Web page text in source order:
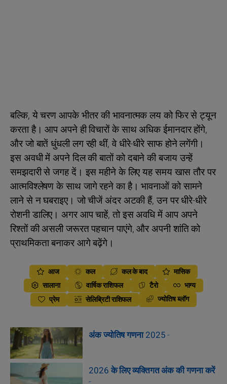
बल्कि, ये चरण आपके भीतर की भावनात्मक लय को फिर से ट्यून
करता है। आप अपने ही विचारों के साथ अधिक ईमानदार होंगे,
और जो बातें धुंधली लग रही थीं, वे धीरे-धीरे साफ होने लगेंगी।
इस अवधी में अपने दिल की बातों को दबाने की बजाय उन्हें
समझदारी से जगह दें। इस महीने के लिए यह समय खास तौर पर
आत्मविश्लेषण के साथ जागे रहने का है। भावनाओं को सामने
लाने से न घबराइए। जो चीजें अंदर अटकी हैं, उन पर धीरे-धीरे
रोशनी डालिए। अगर आप चाहें, तो इस अवधि में आप अपने
रिश्तों की असली जरूरत पहचान पाएंगे, और अपनी शांति को
प्राथमिकता बनाकर आगे बढ़ेंगे।
आज कल कल के बाद
मासिक
सालाना
वार्षिक राशिफल टैरो
भाग्य
प्रेम
सेलिब्रिटी राशिफल ज्योतिष ब्लॉग
अंक ज्योतिष गणना 2025-
2026 के लिए व्यक्तिगत अंक की गणना करें